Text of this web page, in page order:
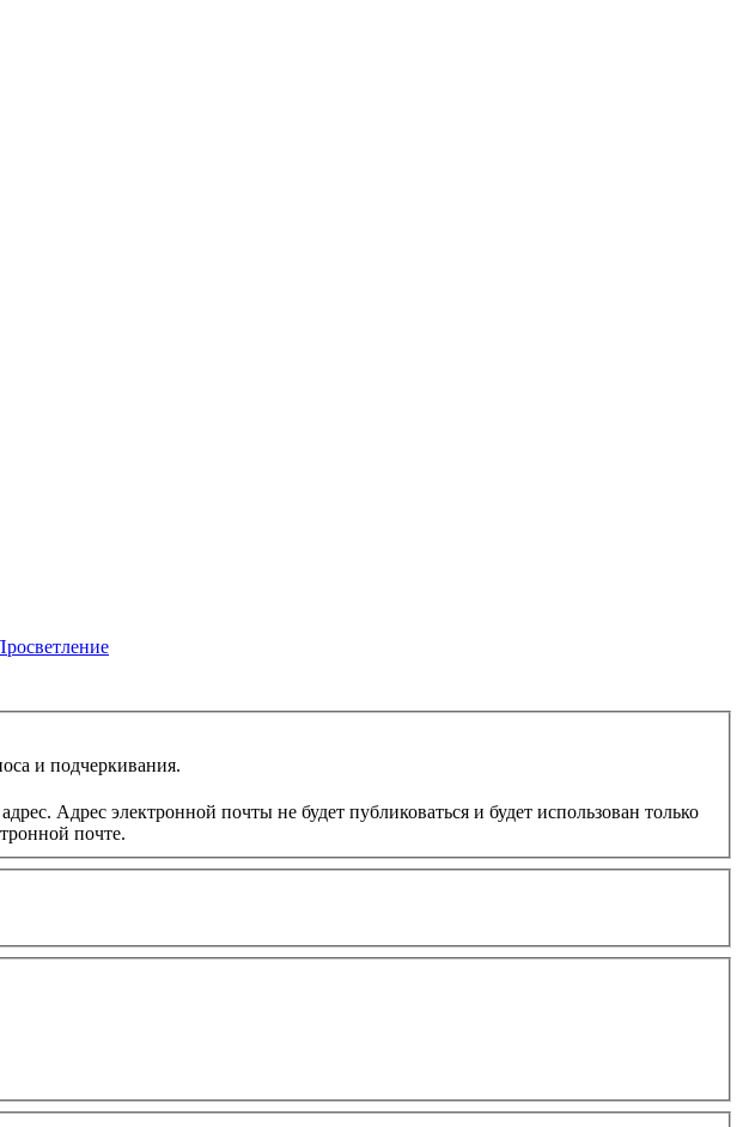
и подчеркивания.
Адрес электронной почты не будет публиковаться и будет использован только
почте.